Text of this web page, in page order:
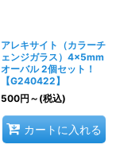
アレキサイト（カラーチ
ェンジガラス）4×5mm
オーバル 2個セット！
【G240422】
500円 ～ (税込)
カートに入れる